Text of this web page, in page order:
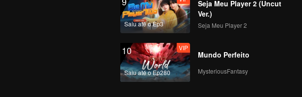
Saiu até o Ep3
Seja Meu Player 2 (Uncut
Ver.)
Seja Meu Player 2
10
Saiu até o Ep280
VIP
Mundo Perfeito
MysteriousFantasy